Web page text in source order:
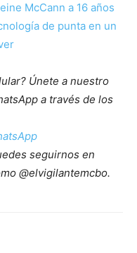
McCann a 16 años
de punta en un
Únete a nuestro
a través de los
seguirnos en
@elvigilantemcbo.